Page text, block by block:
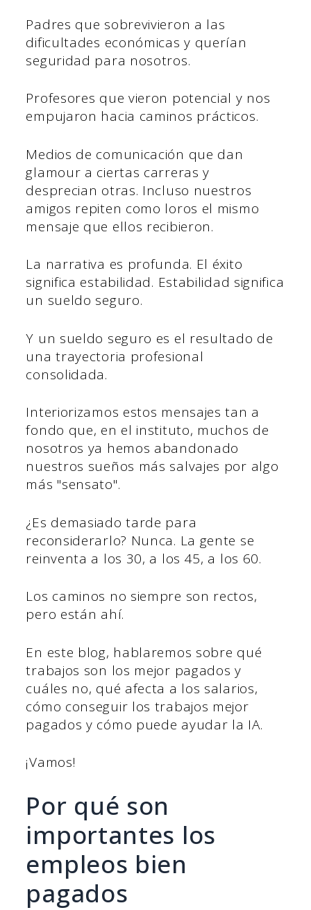
Padres que sobrevivieron a las
dificultades económicas y querían
seguridad para nosotros.
Profesores que vieron potencial y nos
empujaron hacia caminos prácticos.
Medios de comunicación que dan
glamour a ciertas carreras y
desprecian otras. Incluso nuestros
amigos repiten como loros el mismo
mensaje que ellos recibieron.
La narrativa es profunda. El éxito
significa estabilidad. Estabilidad significa
un sueldo seguro.
Y un sueldo seguro es el resultado de
una trayectoria profesional
consolidada.
Interiorizamos estos mensajes tan a
fondo que, en el instituto, muchos de
nosotros ya hemos abandonado
nuestros sueños más salvajes por algo
más "sensato".
¿Es demasiado tarde para
reconsiderarlo? Nunca. La gente se
reinventa a los 30, a los 45, a los 60.
Los caminos no siempre son rectos,
pero están ahí.
En este blog, hablaremos sobre qué
trabajos son los mejor pagados y
cuáles no, qué afecta a los salarios,
cómo conseguir los trabajos mejor
pagados y cómo puede ayudar la IA.
¡Vamos!
Por qué son
importantes los
empleos bien
pagados